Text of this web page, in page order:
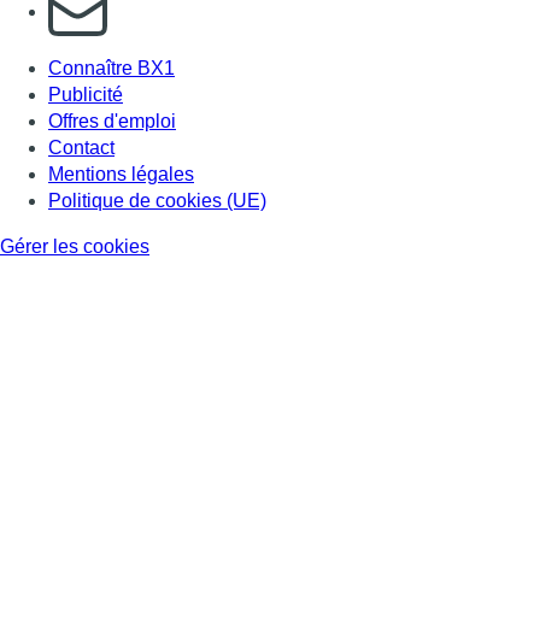
Connaître BX1
Publicité
Offres d'emploi
Contact
Mentions légales
Politique de cookies (UE)
Gérer les cookies